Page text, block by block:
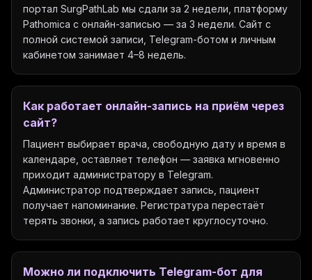
портал SurgPathLab мы сдали за 2 недели, платформу
Pathomica с онлайн-записью — за 3 недели. Сайт с
полной системой записи, Telegram-ботом и личным
кабинетом занимает 4–8 недель.
Как работает онлайн-запись на приём через
сайт?
Пациент выбирает врача, свободную дату и время в
календаре, оставляет телефон — заявка мгновенно
приходит администратору в Telegram.
Администратор подтверждает запись, пациент
получает напоминание. Регистратура перестаёт
терять звонки, а запись работает круглосуточно.
Можно ли подключить Telegram-бот для